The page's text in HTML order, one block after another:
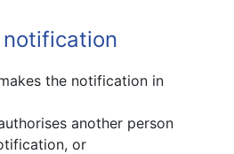
noti­fi­ca­tion
the noti­fi­ca­tion in
another per­son
or